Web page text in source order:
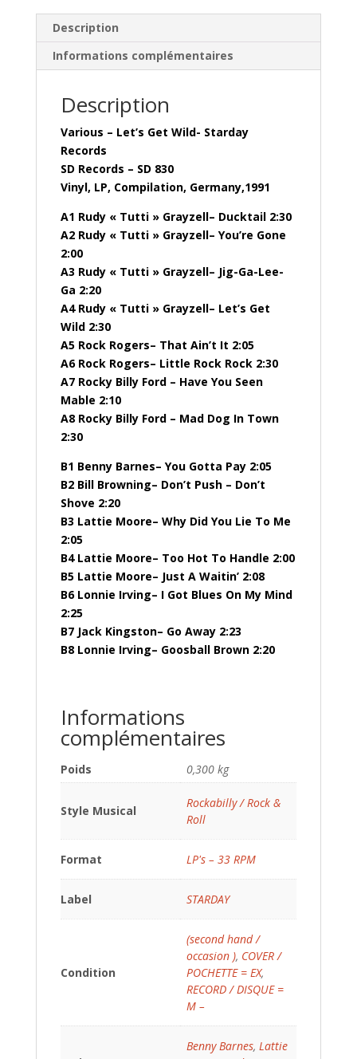
Description
Informations complémentaires
Description
Various – Let’s Get Wild- Starday
Records
SD Records – SD 830
Vinyl, LP, Compilation, Germany,1991
A1 Rudy « Tutti » Grayzell– Ducktail 2:30
A2 Rudy « Tutti » Grayzell– You’re Gone
2:00
A3 Rudy « Tutti » Grayzell– Jig-Ga-Lee-
Ga 2:20
A4 Rudy « Tutti » Grayzell– Let’s Get
Wild 2:30
A5 Rock Rogers– That Ain’t It 2:05
A6 Rock Rogers– Little Rock Rock 2:30
A7 Rocky Billy Ford – Have You Seen
Mable 2:10
A8 Rocky Billy Ford – Mad Dog In Town
2:30
B1 Benny Barnes– You Gotta Pay 2:05
B2 Bill Browning– Don’t Push – Don’t
Shove 2:20
B3 Lattie Moore– Why Did You Lie To Me
2:05
B4 Lattie Moore– Too Hot To Handle 2:00
B5 Lattie Moore– Just A Waitin’ 2:08
B6 Lonnie Irving– I Got Blues On My Mind
2:25
B7 Jack Kingston– Go Away 2:23
B8 Lonnie Irving– Goosball Brown 2:20
Informations
complémentaires
Poids 0,300 kg
Style Musical
Rockabilly / Rock &
Roll
Format LP's – 33 RPM
Label STARDAY
Condition
(second hand /
occasion ), COVER /
POCHETTE = EX,
RECORD / DISQUE =
M –
Benny Barnes, Lattie